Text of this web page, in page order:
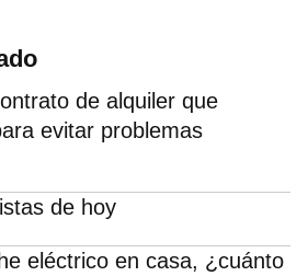
de alquiler que
evitar problemas
de hoy
eléctrico en casa, ¿cuánto